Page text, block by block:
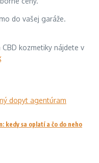
do vašej garáže.
kozmetiky nájdete v
kedy sa oplatí a čo do neho